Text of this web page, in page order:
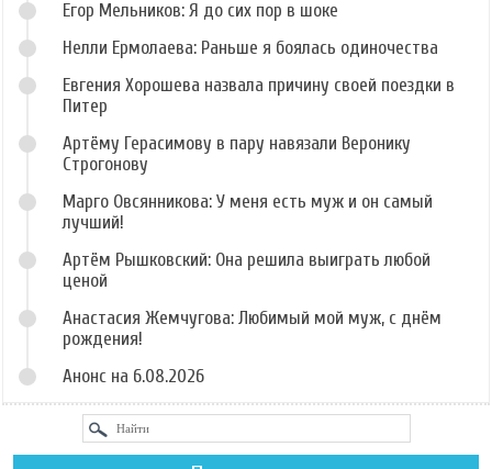
Егор Мельников: Я до сих пор в шоке
Нелли Ермолаева: Раньше я боялась одиночества
Евгения Хорошева назвала причину своей поездки в
Питер
Артёму Герасимову в пару навязали Веронику
Строгонову
Марго Овсянникова: У меня есть муж и он самый
лучший!
Артём Рышковский: Она решила выиграть любой
ценой
Анастасия Жемчугова: Любимый мой муж, с днём
рождения!
Анонс на 6.08.2026